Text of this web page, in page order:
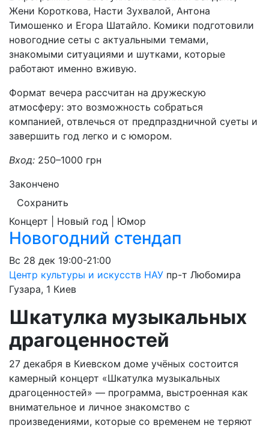
Жени Короткова, Насти Зухвалой, Антона
Тимошенко и Егора Шатайло. Комики подготовили
новогодние сеты с актуальными темами,
знакомыми ситуациями и шутками, которые
работают именно вживую.
Формат вечера рассчитан на дружескую
атмосферу: это возможность собраться
компанией, отвлечься от предпраздничной суеты и
завершить год легко и с юмором.
Вход: 250–1000 грн
Закончено
Сохранить
Концерт | Новый год | Юмор
Новогодний стендап
Вс 28 дек 19:00-21:00
Центр культуры и искусств НАУ пр-т Любомира
Гузара, 1 Киев
Шкатулка музыкальных
драгоценностей
27 декабря в Киевском доме учёных состоится
камерный концерт «Шкатулка музыкальных
драгоценностей» — программа, выстроенная как
внимательное и личное знакомство с
произведениями, которые со временем не теряют